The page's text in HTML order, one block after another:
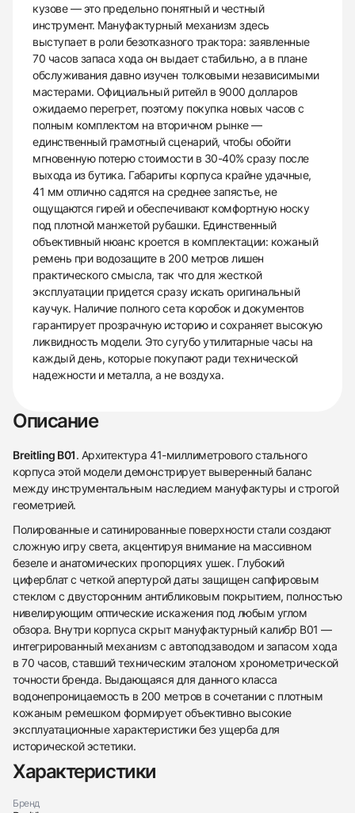
438
285
145
142
205
204
195
150
6
кузове — это предельно понятный и честный
инструмент. Мануфактурный механизм здесь
выступает в роли безотказного трактора: заявленные
70 часов запаса хода он выдает стабильно, а в плане
обслуживания давно изучен толковыми независимыми
мастерами. Официальный ритейл в 9000 долларов
ожидаемо перегрет, поэтому покупка новых часов с
полным комплектом на вторичном рынке —
единственный грамотный сценарий, чтобы обойти
мгновенную потерю стоимости в 30-40% сразу после
выхода из бутика. Габариты корпуса крайне удачные,
41 мм отлично садятся на среднее запястье, не
ощущаются гирей и обеспечивают комфортную носку
под плотной манжетой рубашки. Единственный
объективный нюанс кроется в комплектации: кожаный
ремень при водозащите в 200 метров лишен
практического смысла, так что для жесткой
эксплуатации придется сразу искать оригинальный
каучук. Наличие полного сета коробок и документов
гарантирует прозрачную историю и сохраняет высокую
ликвидность модели. Это сугубо утилитарные часы на
каждый день, которые покупают ради технической
надежности и металла, а не воздуха.
Описание
Breitling B01. Архитектура 41-миллиметрового стального
корпуса этой модели демонстрирует выверенный баланс
между инструментальным наследием мануфактуры и строгой
геометрией.
Полированные и сатинированные поверхности стали создают
сложную игру света, акцентируя внимание на массивном
безеле и анатомических пропорциях ушек. Глубокий
циферблат с четкой апертурой даты защищен сапфировым
стеклом с двусторонним антибликовым покрытием, полностью
нивелирующим оптические искажения под любым углом
обзора. Внутри корпуса скрыт мануфактурный калибр B01 —
интегрированный механизм с автоподзаводом и запасом хода
в 70 часов, ставший техническим эталоном хронометрической
точности бренда. Выдающаяся для данного класса
водонепроницаемость в 200 метров в сочетании с плотным
кожаным ремешком формирует объективно высокие
эксплуатационные характеристики без ущерба для
исторической эстетики.
Характеристики
Бренд